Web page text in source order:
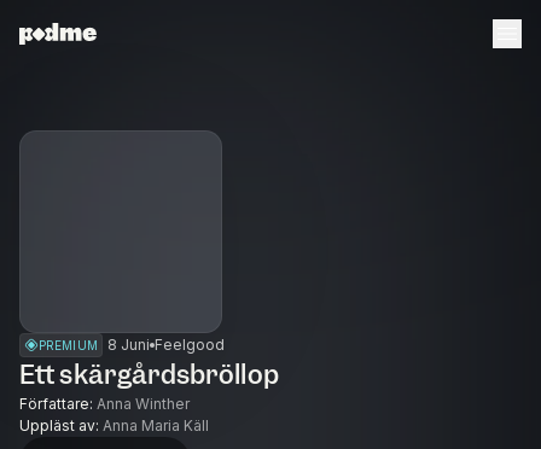
PREMIUM 8 Juni Feelgood
Ett skärgårdsbröllop
Författare: Anna Winther
Uppläst av: Anna Maria Käll